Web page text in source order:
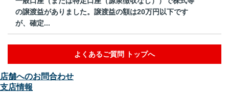
の譲渡益がありました。譲渡益の額は20万円以下です
が、確定...
よくあるご質問 トップへ
店舗へのお問合わせ
支店情報